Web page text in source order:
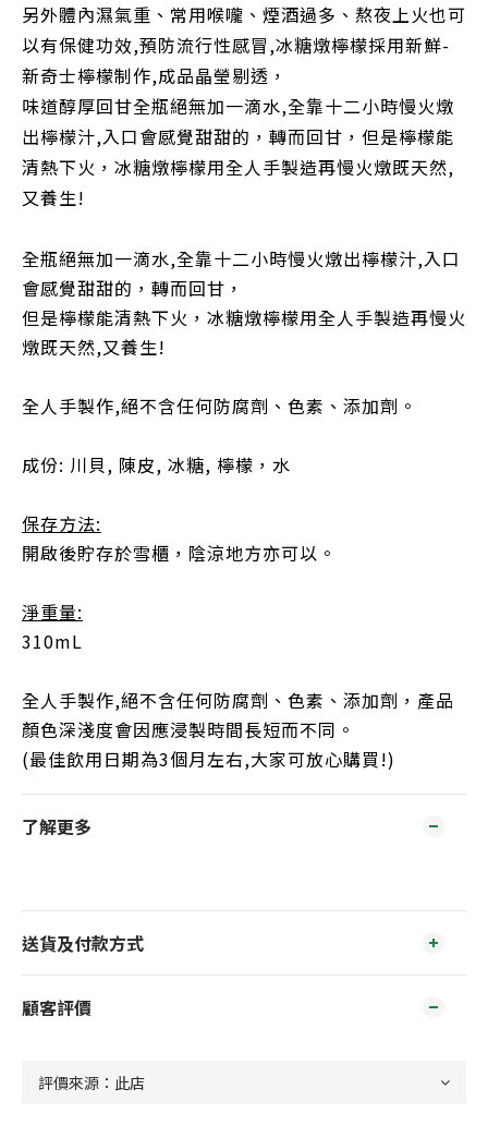
另外體內濕氣重、常用喉嚨、煙酒過多、熬夜上火也可
以有保健功效,預防流行性感冒,冰糖燉檸檬採用新鮮-
新奇士檸檬制作,成品晶瑩剔透，
味道醇厚回甘全瓶絕無加一滴水,全靠十二小時慢火燉
出檸檬汁,入口會感覺甜甜的，轉而回甘，但是檸檬能
清熱下火，冰糖燉檸檬用全人手製造再慢火燉既天然,
又養生!
全瓶絕無加一滴水,全靠十二小時慢火燉出檸檬汁,入口
會感覺甜甜的，轉而回甘，
但是檸檬能清熱下火，冰糖燉檸檬用全人手製造再慢火
燉既天然,又養生!
全人手製作,絕不含任何防腐劑、色素、添加劑。
成份: 川貝, 陳皮, 冰糖, 檸檬，水
保存方法:
開啟後貯存於雪櫃，陰涼地方亦可以。
淨重量:
310mL
全人手製作,絕不含任何防腐劑、色素、添加劑，產品
顏色深淺度會因應浸製時間長短而不同。
(最佳飲用日期為3個月左右,大家可放心購買!)
了解更多
送貨及付款方式
顧客評價